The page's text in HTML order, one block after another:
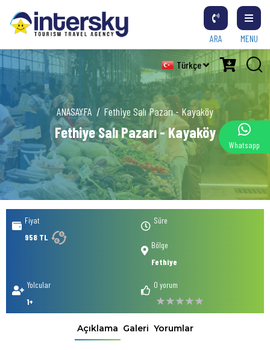
MENU
ARA
Türkçe
ANASAYFA Fethiye Salı Pazarı - Kayaköy
Fethiye Salı Pazarı - Kayaköy
Fiyat
958 TL
Süre
Bölge
Fethiye
Yolcular
1+
0 yorum
Açıklama Galeri Yorumlar
Whatsapp